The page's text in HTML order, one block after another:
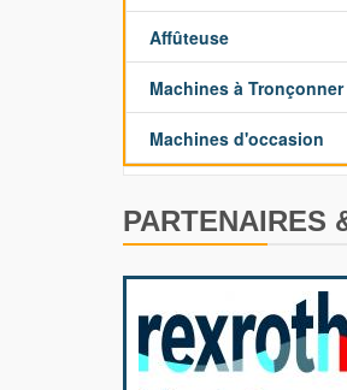
Affûteuse
Machines à Tronçonner
Machines d'occasion
PARTENAIRES